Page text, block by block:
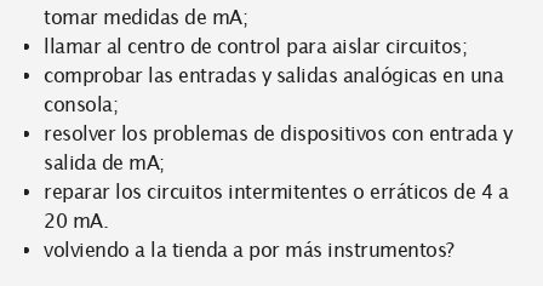
tomar medidas de mA;
llamar al centro de control para aislar circuitos;
comprobar las entradas y salidas analógicas en una
consola;
resolver los problemas de dispositivos con entrada y
salida de mA;
reparar los circuitos intermitentes o erráticos de 4 a
20 mA.
volviendo a la tienda a por más instrumentos?